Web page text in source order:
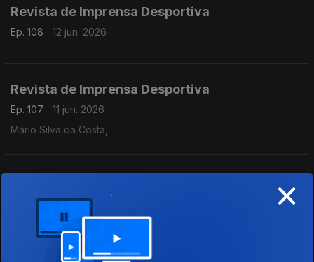
Revista de Imprensa Desportiva
Ep. 108 12 jun. 2026
Revista de Imprensa Desportiva
Ep. 107
11 jun. 2026
Mário Silva da Costa,
Ep. 106
09 jun. 2026
Mário Silva da Costa,
×